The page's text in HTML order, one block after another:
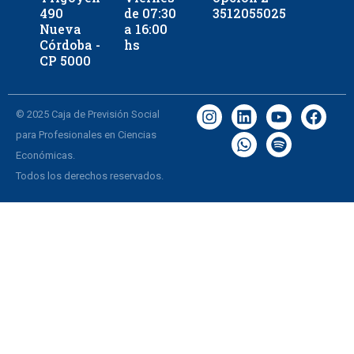
490
Nueva
Córdoba -
CP 5000
de 07:30
a 16:00
hs
3512055025
© 2025 Caja de Previsión Social
para Profesionales en Ciencias
Económicas.
Todos los derechos reservados.